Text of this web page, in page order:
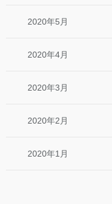
2020年5月
2020年4月
2020年3月
2020年2月
2020年1月